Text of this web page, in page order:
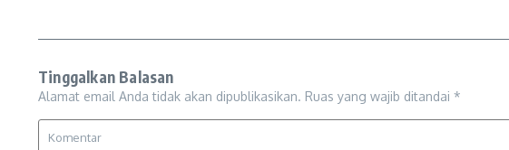
Tinggalkan Balasan
Alamat email Anda tidak akan dipublikasikan. Ruas yang wajib ditandai *